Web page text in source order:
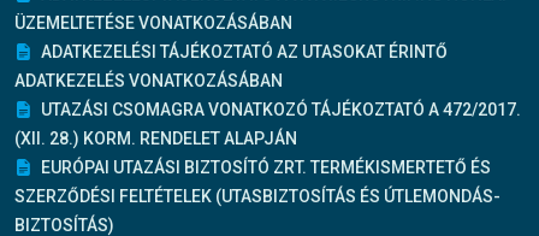
ÜZEMELTETÉSE VONATKOZÁSÁBAN
ADATKEZELÉSI TÁJÉKOZTATÓ AZ UTASOKAT ÉRINTŐ
ADATKEZELÉS VONATKOZÁSÁBAN
UTAZÁSI CSOMAGRA VONATKOZÓ TÁJÉKOZTATÓ A 472/2017.
(XII. 28.) KORM. RENDELET ALAPJÁN
EURÓPAI UTAZÁSI BIZTOSÍTÓ ZRT. TERMÉKISMERTETŐ ÉS
SZERZŐDÉSI FELTÉTELEK (UTASBIZTOSÍTÁS ÉS ÚTLEMONDÁS-
BIZTOSÍTÁS)